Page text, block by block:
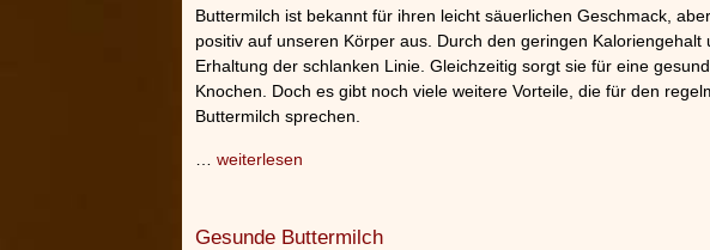
Buttermilch ist bekannt für ihren leicht säuerlichen Geschmack,
positiv auf unseren Körper aus. Durch den geringen Kaloriengehalt
Erhaltung der schlanken Linie. Gleichzeitig sorgt sie für eine
Knochen. Doch es gibt noch viele weitere Vorteile, die für den
Buttermilch sprechen.
weiterlesen
Gesunde Buttermilch